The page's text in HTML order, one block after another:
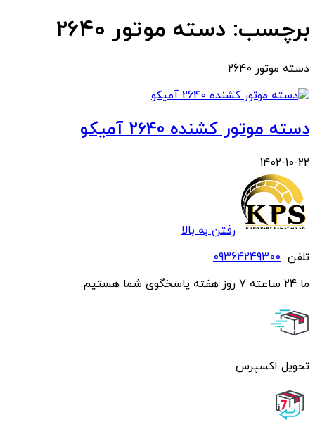
برچسب: دسته موتور 2640
دسته موتور 2640
دسته موتور کشنده 2640 آمیکو
1402-10-22
رفتن به بالا
تلفن 09364249300
ما 24 ساعته 7 روز هفته پاسخگوی شما هستیم.
تحویل اکسپرس